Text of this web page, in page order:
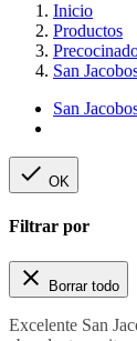
Inicio
Productos
San
San
 OK
Filtrar por
 Borrar todo
Excelente San